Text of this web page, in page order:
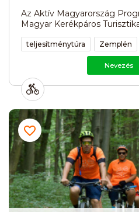
Az Aktív Magyarország
Magyar Kerékpáros
teljesítménytúra Zemplén
Nevezés